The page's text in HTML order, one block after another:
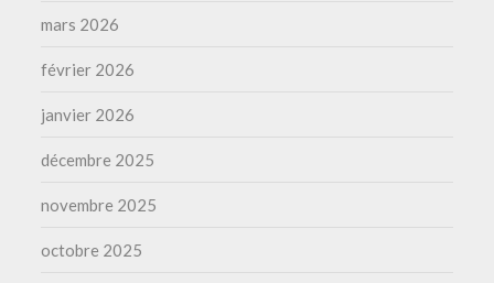
mars 2026
février 2026
janvier 2026
décembre 2025
novembre 2025
octobre 2025